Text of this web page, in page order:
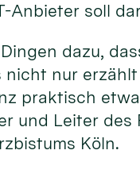
Anbieter soll
dazu,
nur
praktisch
und Leiter des
Köln.